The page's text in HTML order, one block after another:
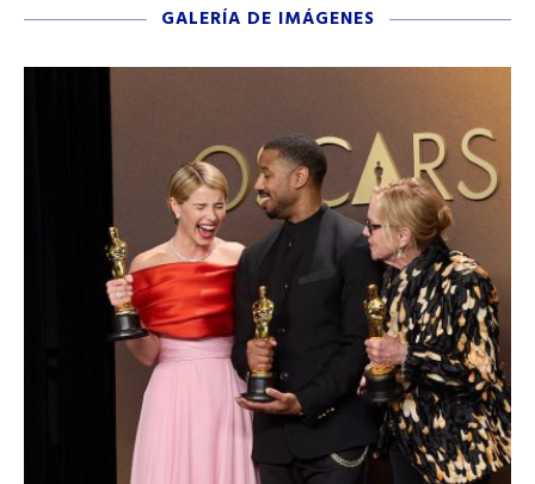
GALERÍA DE IMÁGENES